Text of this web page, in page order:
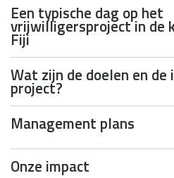
Een typische dag op het
vrijwilligersproject in de
Fiji
Wat zijn de doelen en
project?
Management plans
Onze impact